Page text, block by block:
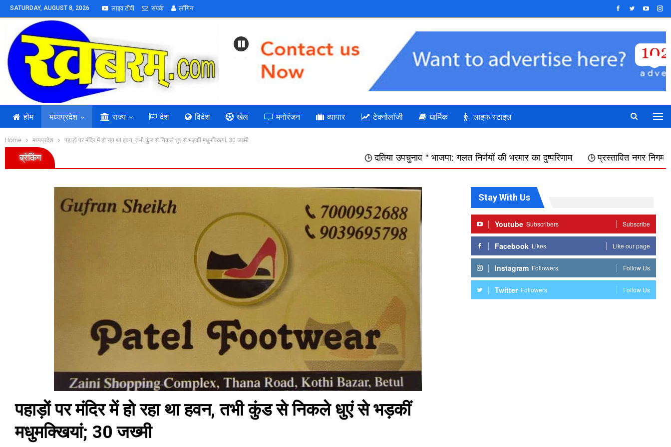
SATURDAY, AUGUST 8, 2026 लाइव टीवी संपर्क लॉगिन
Previous
होम मध्यप्रदेश राज्य देश विदेश खेल मनोरंजन व्यापार टेक्नोलॉजी धार्मिक लाइफ स्टाइल
Home मध्यप्रदेश पहाड़ों पर मंदिर में हो रहा था हवन, तभी कुंड से निकले धुएं से भड़कीं मधुमक्खियां; 30 जख्मी
ब्रेकिंग दतिया उपचुनाव " भाजपा: गलत निर्णयों की भरमार का दुष्परिणाम प्रस्तावित नगर निगम में शामिल किए जाने
पहाड़ों पर मंदिर में हो रहा था हवन, तभी कुंड से निकले धुएं से भड़कीं
मधुमक्खियां; 30 जख्मी
Stay With Us
Youtube Subscribers Subscribe
Facebook Likes Like our page
Instagram Followers Follow Us
Twitter Followers Follow Us